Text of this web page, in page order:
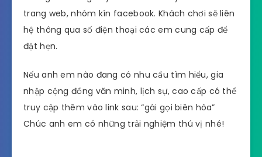
trang web, nhóm kín facebook. Khách chơi sẽ liên
hệ thông qua số điện thoại các em cung cấp để
đặt hẹn.
Nếu anh em nào đang có nhu cầu tìm hiểu, gia
nhập cộng đồng văn minh, lịch sự, cao cấp có thể
truy cập thêm vào link sau: “gái gọi biên hòa”
Chúc anh em có những trải nghiệm thú vị nhé!